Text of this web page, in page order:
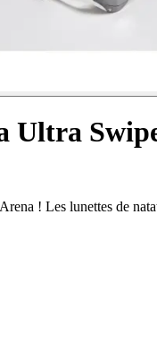
Ultra
! Les lunettes de